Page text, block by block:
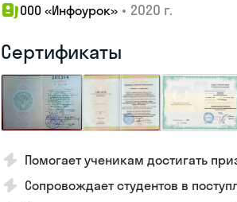
ООО «Инфоурок» • 2020 г.
Сертификаты
Помогает ученикам достигать
Сопровождает студентов в